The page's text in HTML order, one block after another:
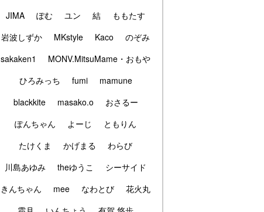
JIMA
ぽむ ユン 結
ももたす
岩波しずか
MKstyle Kaco
のぞみ
sakaken1
MONV.MitsuMame・おもや
ひろみっち
fumi
mamune
blackkite
masako.o
おさるー
ぽんちゃん
よーじ
ともりん
たけくま
かげまる
わらび
川島あゆみ
theゆうこ
シーサイド
きんちゃん
mee なわとび
花火丸